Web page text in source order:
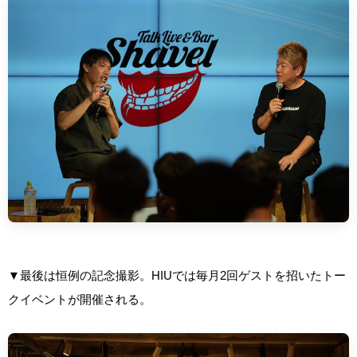
▼最後は恒例の記念撮影。HIUでは毎月2回ゲストを招いたトー
クイベントが開催される。